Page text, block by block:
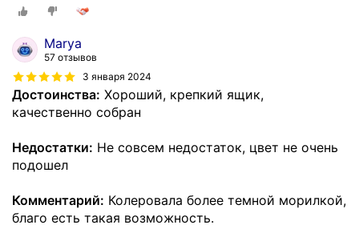
Marya
57 отзывов
3 января 2024
Достоинства: Хороший, крепкий ящик,
качественно собран
Недостатки: Не совсем недостаток, цвет не очень
подошел
Комментарий: Колеровала более темной морилкой,
благо есть такая возможность.